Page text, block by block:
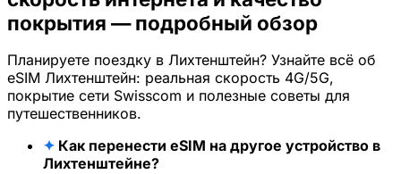
покрытия — подробный обзор
Планируете поездку в Лихтенштейн? Узнайте всё об
eSIM Лихтенштейн: реальная скорость 4G/5G,
покрытие сети Swisscom и полезные советы для
путешественников.
✦ Как перенести eSIM на другое устройство в
Лихтенштейне?